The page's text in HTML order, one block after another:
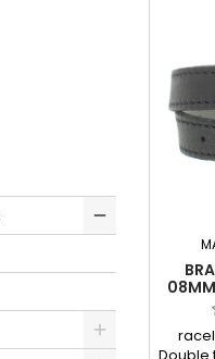
08MM
EN